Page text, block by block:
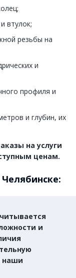
втулок;
резьбы на
и
профиля и
и глубин, их
на услуги
ценам.
и
наши